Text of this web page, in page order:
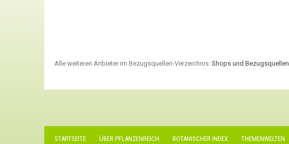
Alle weiteren Anbieter im Bezugsquellen-Verzeichnis: Shops und Bezugsquellen
STARTSEITE ÜBER PFLANZENREICH BOTANISCHER INDEX THEMENWELTEN